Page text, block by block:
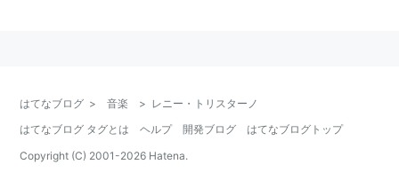
はてなブログ > 音楽 > レニー・トリスターノ
はてなブログ タグとは
ヘルプ 開発ブログ
はてなブログトップ
Copyright (C) 2001-2026 Hatena.